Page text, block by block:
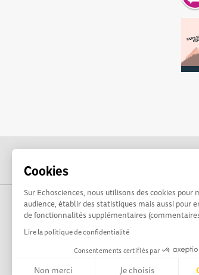
Cookies
Sur Echosciences, nous utilisons des cookies pour
audience, établir des statistiques mais aussi pour
de fonctionnalités supplémentaires
Lire la politique de confidentialité
Consentements certifiés par
Non merci Je choisis